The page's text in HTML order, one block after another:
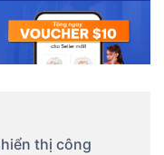
thị công